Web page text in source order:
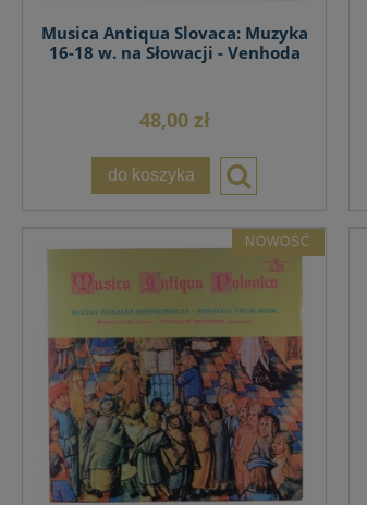
Musica Antiqua Slovaca: Muzyka
16-18 w. na Słowacji - Venhoda
48,00 zł
do koszyka
NOWOŚĆ